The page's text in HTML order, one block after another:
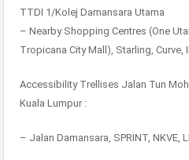
TTDI 1/Kolej Damansara Utama
– Nearby Shopping Centres (One
Tropicana City Mall), Starling, Curve,
Accessibility Trellises Jalan Tun
Kuala Lumpur :
– Jalan Damansara, SPRINT, NKVE,